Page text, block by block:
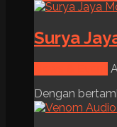
Surya
Dengan